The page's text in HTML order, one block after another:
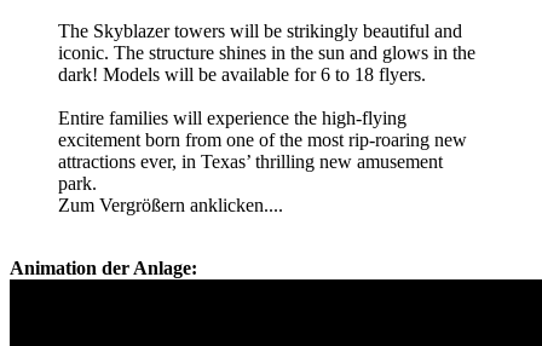
The Skyblazer towers will be strikingly beautiful and
iconic. The structure shines in the sun and glows in the
dark! Models will be available for 6 to 18 flyers.
Entire families will experience the high-flying
excitement born from one of the most rip-roaring new
attractions ever, in Texas’ thrilling new amusement
park.
Zum Vergrößern anklicken....
Animation der Anlage: